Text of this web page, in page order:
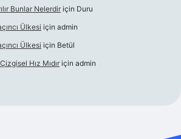
Bunlar Nelerdir için Duru
Ülkesi için admin
Ülkesi için Betül
Hız Mıdır için admin